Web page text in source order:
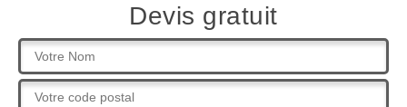
Devis gratuit